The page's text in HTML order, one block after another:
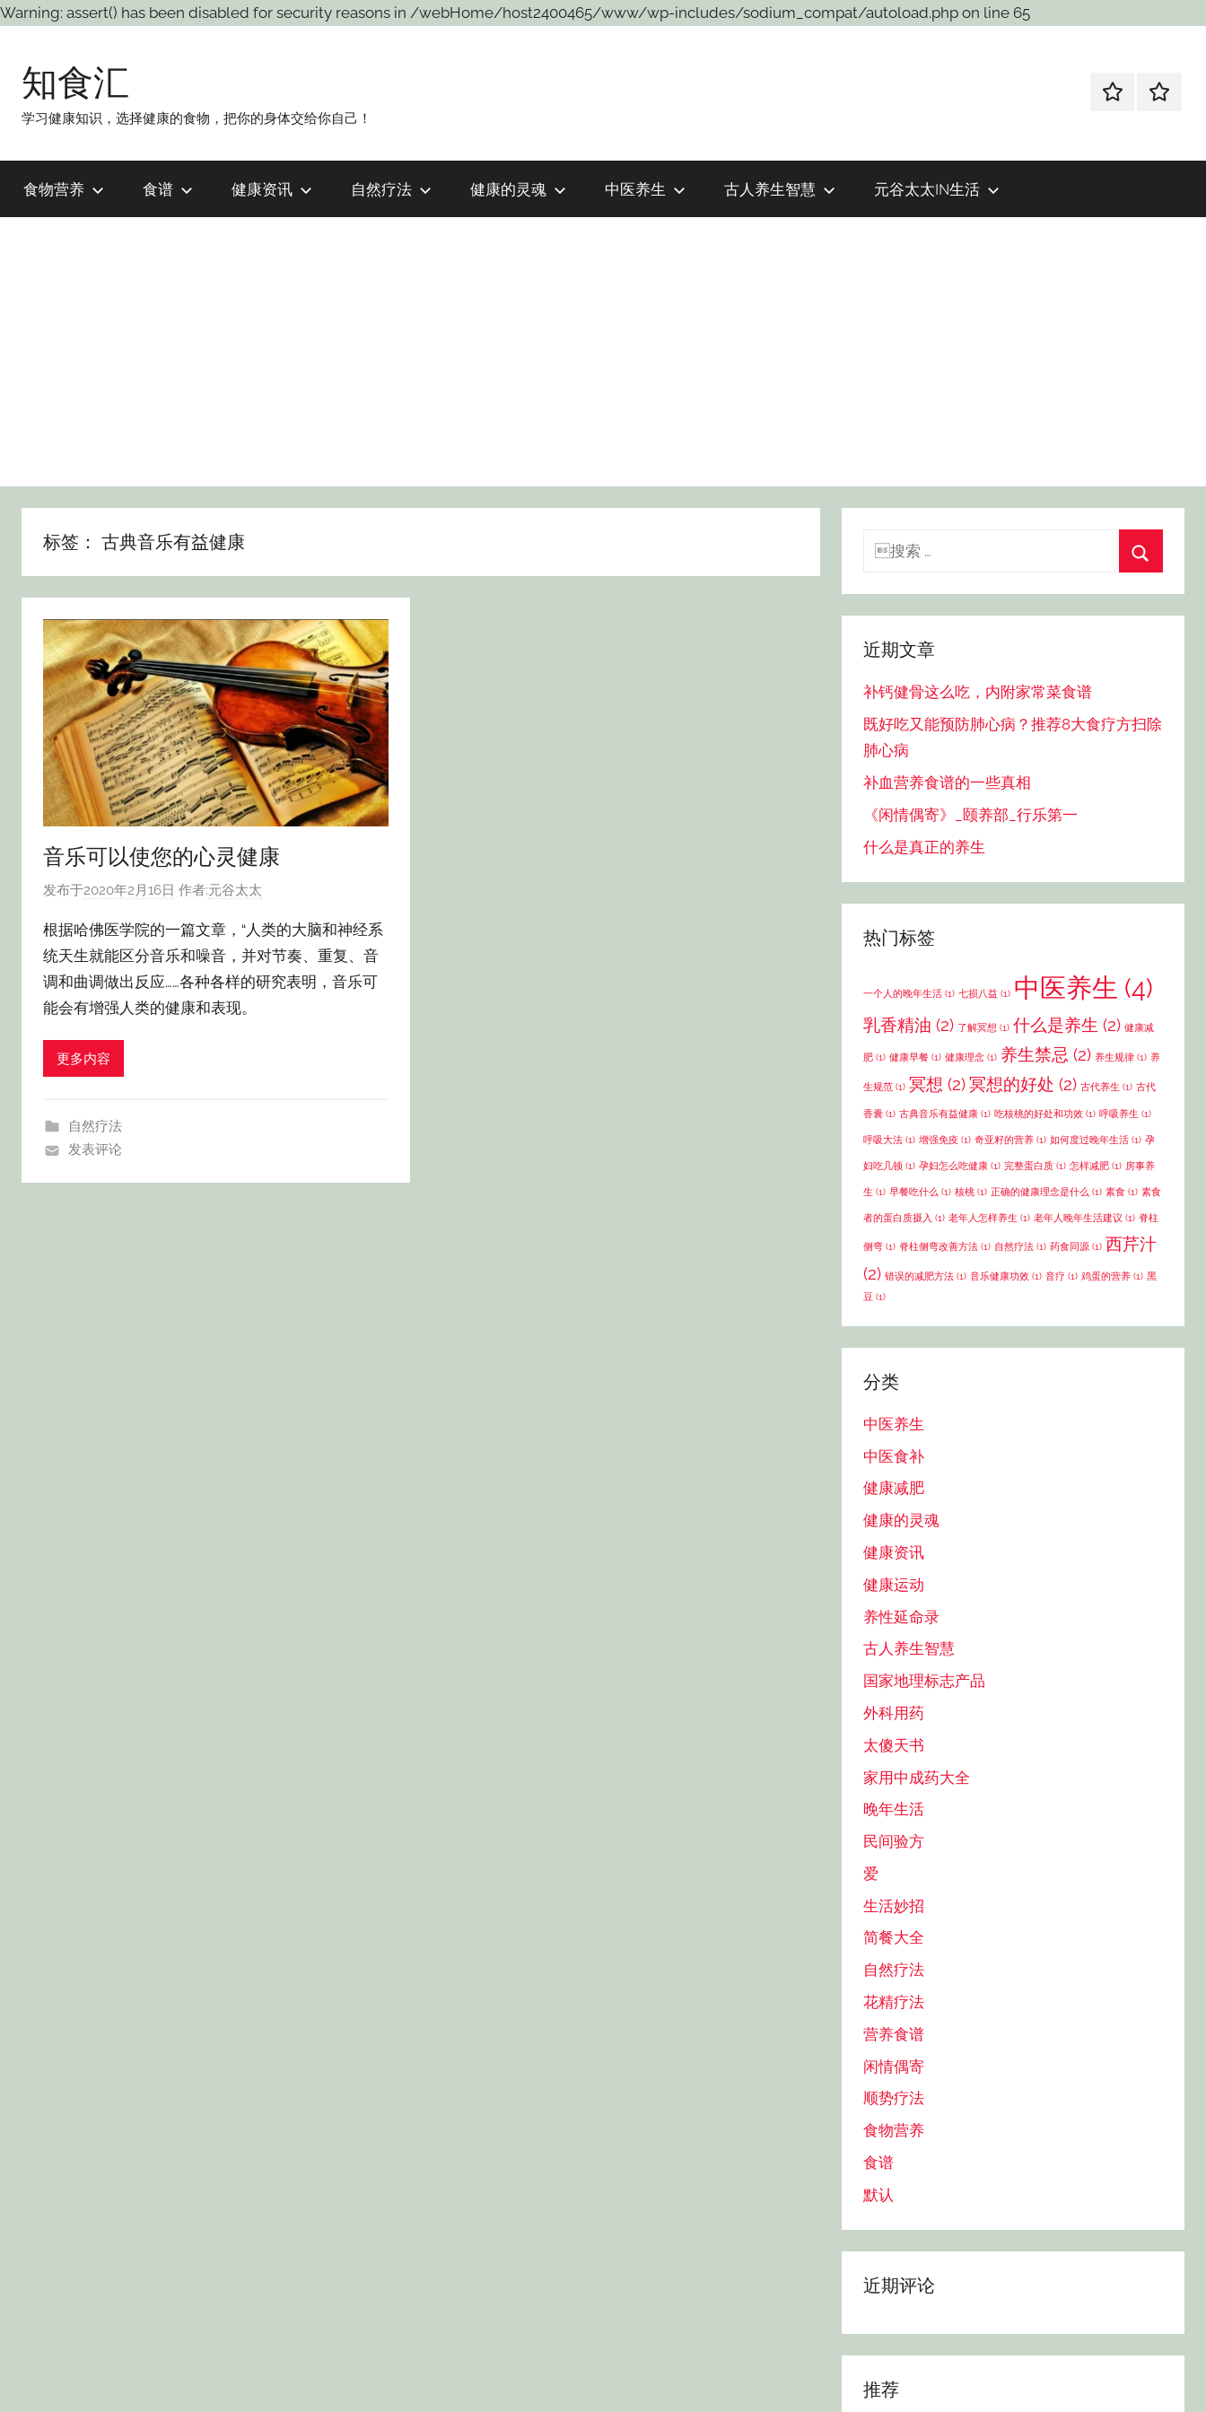
Warning: assert() has been disabled for security reasons in /webHome/host2400465/www/wp-includes/sodium_compat/autoload.php on line 65
知食汇
学习健康知识，选择健康的食物，把你的身体交给你自己！
weibo wechat
食物营养 食谱 健康资讯 自然疗法 健康的灵魂 中医养生 古人养生智慧 元谷太太IN生活
标签： 古典音乐有益健康
音乐可以使您的心灵健康
发布于2020年2月16日 作者:元谷太太
根据哈佛医学院的一篇文章，“人类的大脑和神经系
统天生就能区分音乐和噪音，并对节奏、重复、音
调和曲调做出反应……各种各样的研究表明，音乐可
能会有增强人类的健康和表现。
更多内容
自然疗法
发表评论
搜
搜
近期文章
补钙健骨这么吃，内附家常菜食谱
既好吃又能预防肺心病？推荐8大食疗方扫除
肺心病
补血营养食谱的一些真相
《闲情偶寄》_颐养部_行乐第一
什么是真正的养生
热门标签
一个人的晚年生活 (1) 七损八益 (1) 中医养生 (4)
乳香精油 (2) 了解冥想 (1) 什么是养生 (2) 健康减
肥 (1) 健康早餐 (1) 健康理念 (1) 养生禁忌 (2) 养生规律 (1) 养
生规范 (1) 冥想 (2)冥想的好处 (2) 古代养生 (1) 古代
香囊 (1) 古典音乐有益健康 (1) 吃核桃的好处和功效 (1) 呼吸养生 (1)
呼吸大法 (1) 增强免疫 (1) 奇亚籽的营养 (1) 如何度过晚年生活 (1) 孕
妇吃几顿 (1) 孕妇怎么吃健康 (1) 完整蛋白质 (1) 怎样减肥 (1) 房事养
生 (1) 早餐吃什么 (1) 核桃 (1) 正确的健康理念是什么 (1) 素食 (1) 素食
者的蛋白质摄入 (1) 老年人怎样养生 (1) 老年人晚年生活建议 (1) 脊柱
侧弯 (1) 脊柱侧弯改善方法 (1) 自然疗法 (1) 药食同源 (1) 西芹汁
(2) 错误的减肥方法 (1) 音乐健康功效 (1) 音疗 (1) 鸡蛋的营养 (1) 黑
豆 (1)
分类
中医养生
中医食补
健康减肥
健康的灵魂
健康资讯
健康运动
养性延命录
古人养生智慧
国家地理标志产品
外科用药
太傻天书
家用中成药大全
晚年生活
民间验方
爱
生活妙招
简餐大全
自然疗法
花精疗法
营养食谱
闲情偶寄
顺势疗法
食物营养
食谱
默认
近期评论
推荐